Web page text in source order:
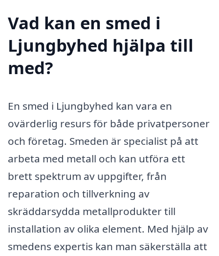
Vad kan en smed i
Ljungbyhed hjälpa till
med?
En smed i Ljungbyhed kan vara en
ovärderlig resurs för både privatpersoner
och företag. Smeden är specialist på att
arbeta med metall och kan utföra ett
brett spektrum av uppgifter, från
reparation och tillverkning av
skräddarsydda metallprodukter till
installation av olika element. Med hjälp av
smedens expertis kan man säkerställa att